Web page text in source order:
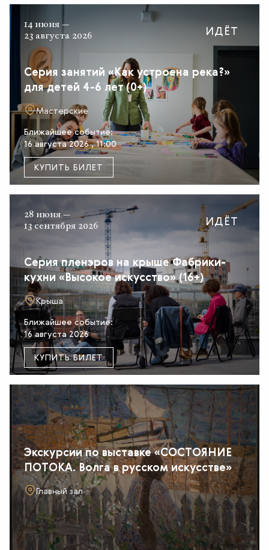
14 июня —
23 августа 2026
Серия занятий «Как устроена река?»
для детей 4-6 лет (0+)
Мастерские
Ближайшее событие:
16 августа 2026 , 11:00
КУПИТЬ БИЛЕТ
ИДЁТ
28 июня —
13 сентября 2026
Серия пленэров на крыше Фабрики-
кухни «Высокое искусство» (16+)
Крыша
Ближайшее событие:
16 августа 2026
КУПИТЬ БИЛЕТ
ИДЁТ
Экскурсии по выставке «СОСТОЯНИЕ
ПОТОКА. Волга в русском искусстве»
Главный зал